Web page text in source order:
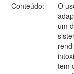
Conteúdo:
O
um
tem